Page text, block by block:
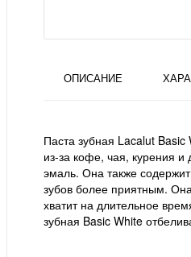
ОПИСАНИЕ
Паста зубная Lacalut
из-за кофе, чая, курения
эмаль. Она также
зубов более приятным.
хватит на длительное
зубная Basic White